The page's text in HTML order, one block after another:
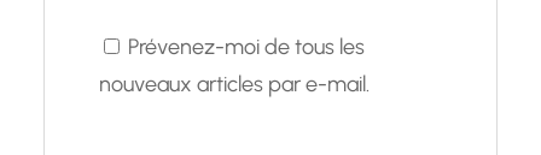
Prévenez-moi de tous les
nouveaux articles par e-mail.